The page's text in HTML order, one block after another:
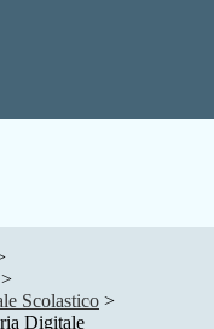
>
Scolastico >
Digitale